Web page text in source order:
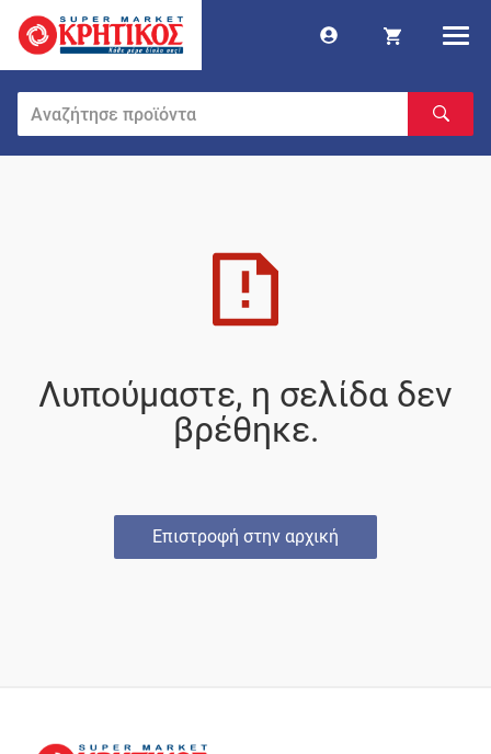
Λυπούμαστε, η σελίδα δεν
βρέθηκε.
Επιστροφή στην αρχική